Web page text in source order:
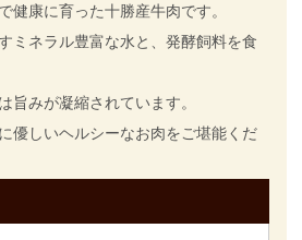
健康に育った十勝産牛肉です。
ミネラル豊富な水と、発酵飼料を食
旨みが凝縮されています。
優しいヘルシーなお肉をご堪能くだ